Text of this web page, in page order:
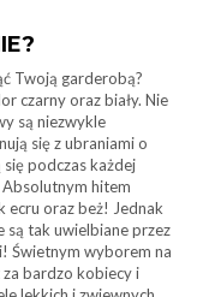
Twoją garderobą?
czarny oraz biały. Nie
są niezwykle
się z ubraniami o
podczas każdej
hitem
ecru oraz beż! Jednak
są tak uwielbiane przez
Świetnym wyborem na
bardzo kobiecy i